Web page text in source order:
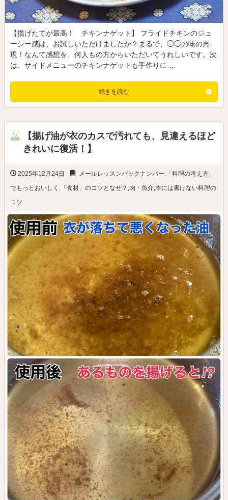
【揚げたてが最高！ チキンナゲット】 フライドチキンのジュ
ーシー感は、お試しいただけましたか？⁡まるで、◯◯の味の再
現！なんて感想を、何人もの方からいただいてうれしいです。⁡次
は、サイドメニューのチキンナゲットも手作りに …
続きを読む
【揚げ油が衣のカスで汚れても、見違えるほど
きれいに復活！】
2025年12月24日 メールレッスンバックナンバー, 「料理の考え方」
でもっとおいしく , 「食材」のコツとなぜ？ ,肉・魚介,本には書けない料理の
コツ